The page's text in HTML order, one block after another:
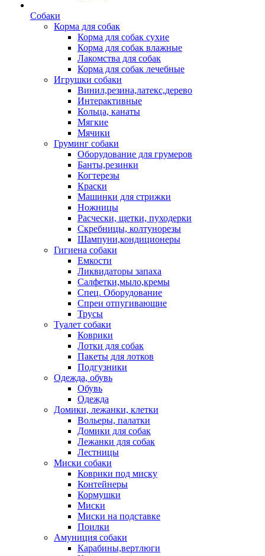
Собаки
Корма для собак
Корма для собак сухие
Корма для собак влажные
Лакомства для собак
Корма для собак лечебные
Игрушки собаки
Винил,резина,латекс,дерево
Интерактивные
Кольца, канаты
Мягкие
Мячики
Груминг собаки
Оборудование для грумеров
Банты,резинки
Когтерезы
Краски
Машинки для стрижки
Ножницы
Расчески, щетки, пуходерки
Скребницы, колтунорезы
Шампуни,кондиционеры
Гигиена собаки
Емкости
Ликвидаторы запаха
Салфетки,мыло,кремы
Спец. Оборудование
Спреи отпугивающие
Трусы
Туалет собаки
Коврики
Лотки для собак
Пакеты для лотков
Подгузники
Одежда, обувь
Обувь
Одежда
Домики, лежанки, клетки
Вольеры, палатки
Домики для собак
Лежанки для собак
Лестницы
Миски собаки
Коврики под миску
Контейнеры
Кормушки
Миски
Миски на подставке
Поилки
Амуниция собаки
Карабины,вертлюги